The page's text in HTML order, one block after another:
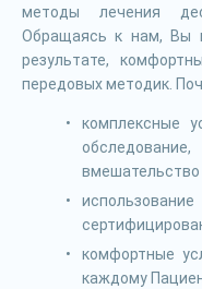
методы лечения
Обращаясь к нам, Вы
результате,
передовых методик.
комплексные
вмешательство
комфортные
каждому